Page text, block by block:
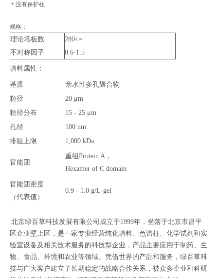
＊没有保护柱
规格：
理论塔板数
280<=
不对称因子
0.6-1.5
填料属性：
基质
亲水性多孔聚合物
粒径
20 μm
粒径分布
15 - 25 μm
孔径
100 nm
排阻上限
1,000 kDa
官能团
重组Protein A，
Hexamer of C domain
官能团密度
（代表值）
0.9 - 1.0 g/L-gel
北京绿百草科技发展有限公司成立于1999年，坐落于北京市昌平
区企业墅上区，是一家专业经营纯化填料、色谱柱、化学试剂和实
验室设备及相关技术服务的科技型企业，产品主要应用于制药、生
物、食品、环境和农业等领域。凭借世界的产品和服务，绿百草科
技与广大客户建立了长期稳定的战略合作关系，被众多企业和科研